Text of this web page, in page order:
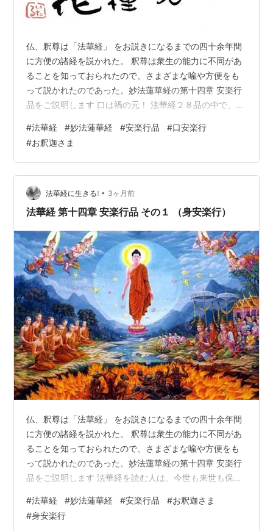
仏、釈尊は「法華経」 をお説きになるまでの四十余年間
に方便の諸経を説かれた。 釈尊は衆生の能力に不同があ
ることを知っておられたので、さまざまな喩や方便をも
って説かれたのであった。妙法蓮華経の第十四章 安楽行
品をご説明します 口は禍の元！ 法華経２８品の中で、古
の四つの品とは、方便品、安楽行品、寿量品、普門品で
ある。 ◎ 第十四章 安楽行品（あんらくぎょうほん）から
☆言葉の戒め..............口安楽行（くあんらくぎょう）次
に第二の口安楽行を説く。人の過ちや経典にけちをつけ
るようなことを説いてはならない。 また「法華経」は大
した教え…
#法華経 #妙法蓮華経 #安楽行品 #口安楽行
#お釈迦さま
法華経に生きる❕ • 3ヶ月前
法華経 第十四章 安楽行品 その１ （身安楽行）
仏、釈尊は「法華経」 をお説きになるまでの四十余年間
に方便の諸経を説かれた。 釈尊は衆生の能力に不同があ
ることを知っておられたので、さまざまな喩や方便をも
って説かれたのであった。妙法蓮華経の第十四章 安楽行
品をご説明します 法華経を読む人は、今世も来世も保証
「法華経」の行者の心がけをお説きになったのが、この
「安楽行」です。 法華経２８品の中で、古来から四要品
#法華経 #妙法蓮華経 #安楽行品 #お釈迦さま
#身安楽行